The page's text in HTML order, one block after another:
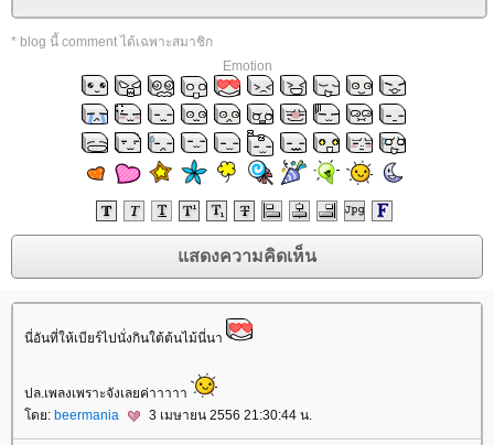
* blog นี้ comment ได้เฉพาะสมาชิก
Emotion
นี่อันที่ให้เบียร์ไปนั่งกินใต้ต้นไม้นี่นา
ปล.เพลงเพราะจังเลยค่าาาาา
ดย: beermania 3 เมษายน 2556 21:30:44 น.